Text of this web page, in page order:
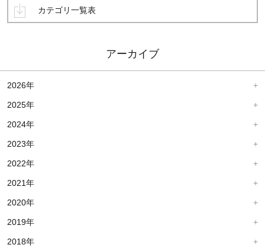
カテゴリ一覧表
アーカイブ
2026年
2025年
2024年
2023年
2022年
2021年
2020年
2019年
2018年